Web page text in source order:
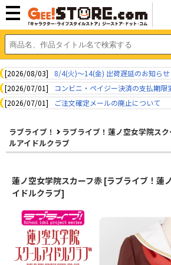
[2026/08/03]
8/4(火)～14(金) 出荷遅延のお知らせ
[2026/07/01]
コンビニ・ペイジー決済の支払期限
[2026/07/01]
ご注文確定メールの廃止について
ラブライブ！
ラブライブ！蓮ノ空女学院スク
ルアイドルクラブ
蓮ノ空女学院スカーフ赤 [ラブライブ！蓮
イドルクラブ]